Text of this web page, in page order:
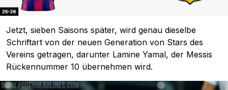
Jetzt, sieben Saisons später, wird genau dieselbe
Schriftart von der neuen Generation von Stars des
Vereins getragen, darunter Lamine Yamal, der Messis
Rückennummer 10 übernehmen wird.